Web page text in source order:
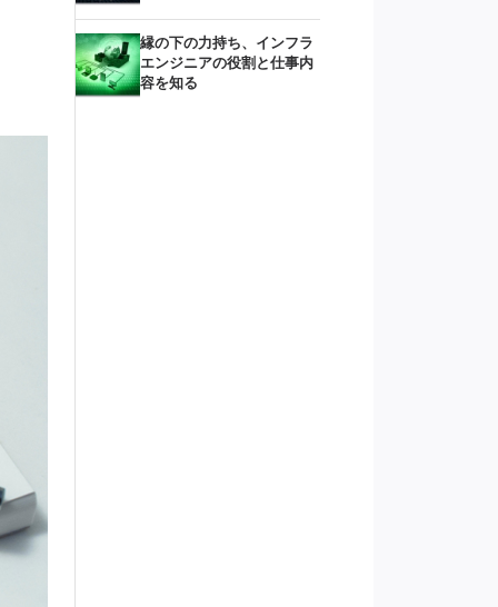
縁の下の力持ち、インフラ
エンジニアの役割と仕事内
容を知る